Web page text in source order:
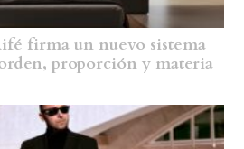
firma un nuevo sistema
proporción y materia